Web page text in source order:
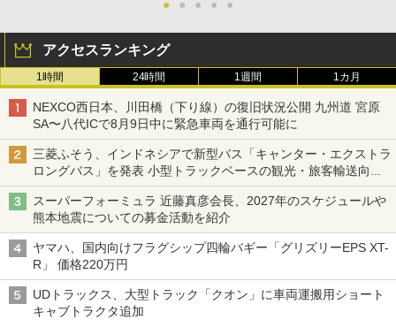
● ● ● ● ●
アクセスランキング
1時間 24時間 1週間 1カ月
NEXCO西日本、川田橋（下り線）の復旧状況公開 九州道 宮原
SA〜八代ICで8月9日中に緊急車両を通行可能に
三菱ふそう、インドネシアで新型バス「キャンター・エクストラ
ロングバス」を発表 小型トラックベースの観光・旅客輸送向け
バス
スーパーフォーミュラ 近藤真彦会長、2027年のスケジュールや
熊本地震についての募金活動を紹介
ヤマハ、国内向けフラグシップ四輪バギー「グリズリーEPS XT-
R」 価格220万円
UDトラックス、大型トラック「クオン」に車両運搬用ショート
キャブトラクタ追加